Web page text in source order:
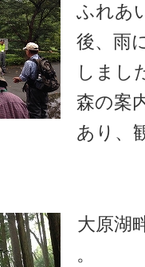
ふれあ
後、雨
しまし
森の案
あり、
大原湖
。